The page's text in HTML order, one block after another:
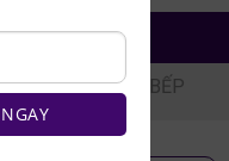
/ TỦ BẾP / TỦ BẾP